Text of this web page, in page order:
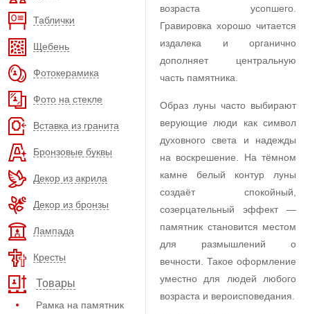
Таблички
Щебень
Фотокерамика
Фото на стекле
Вставка из гранита
Бронзовые буквы
Декор из акрила
Декор из бронзы
Лампада
Кресты
Товары
Рамка на памятник
возраста усопшего.
Гравировка хорошо читается
издалека и органично
дополняет центральную
часть памятника.
Образ луны часто выбирают
верующие люди как символ
духовного света и надежды
на воскрешение. На тёмном
камне белый контур луны
создаёт спокойный,
созерцательный эффект —
памятник становится местом
для размышлений о
вечности. Такое оформление
уместно для людей любого
возраста и вероисповедания.